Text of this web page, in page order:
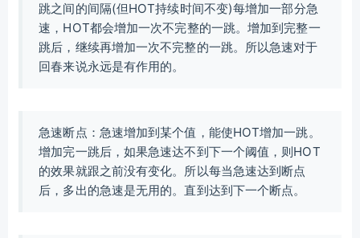
跳之间的间隔(但HOT持续时间不变)每增加一部分急
速，HOT都会增加一次不完整的一跳。增加到完整一
跳后，继续再增加一次不完整的一跳。所以急速对于
回春来说永远是有作用的。
急速断点：急速增加到某个值，能使HOT增加一跳。
增加完一跳后，如果急速达不到下一个阈值，则HOT
的效果就跟之前没有变化。所以每当急速达到断点
后，多出的急速是无用的。直到达到下一个断点。